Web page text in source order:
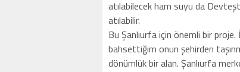
atılabilecek ham suyu da
atılabilir.
Bu Şanlıurfa için önemli bir
bahsettiğim onun şehirden
dönümlük bir alan. Şanlıurfa